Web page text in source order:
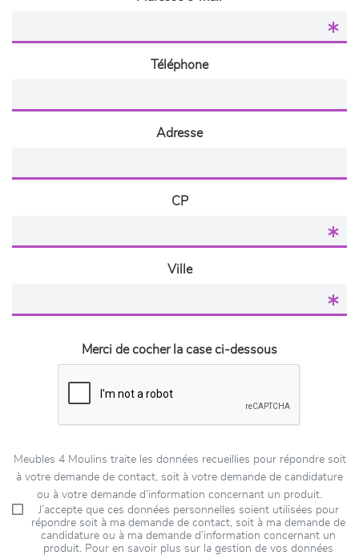
Téléphone
Adresse
CP
Ville
Merci de cocher la case ci-dessous
Meubles 4 Moulins traite les données recueillies pour répondre soit
à votre demande de contact, soit à votre demande de candidature
ou à votre demande d’information concernant un produit.
J’accepte que ces données personnelles soient utilisées pour
répondre soit à ma demande de contact, soit à ma demande de
candidature ou à ma demande d’information concernant un
produit. Pour en savoir plus sur la gestion de vos données